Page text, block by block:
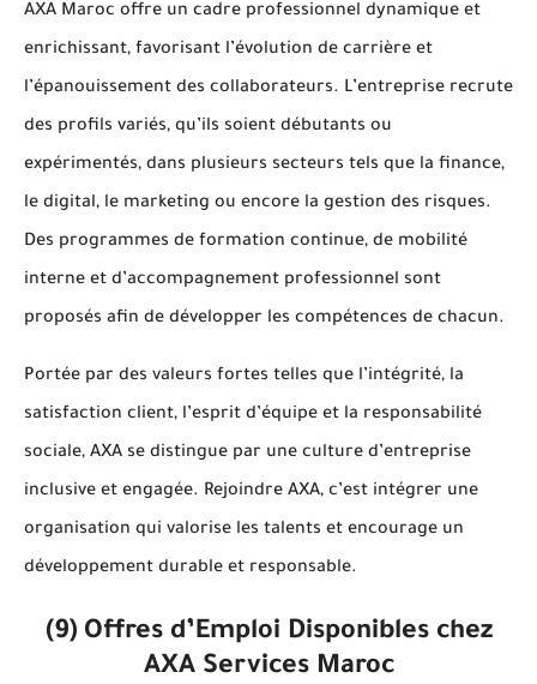
AXA Maroc offre un cadre professionnel dynamique et
enrichissant, favorisant l’évolution de carrière et
l’épanouissement des collaborateurs. L’entreprise recrute
des profils variés, qu’ils soient débutants ou
expérimentés, dans plusieurs secteurs tels que la finance,
le digital, le marketing ou encore la gestion des risques.
Des programmes de formation continue, de mobilité
interne et d’accompagnement professionnel sont
proposés afin de développer les compétences de chacun.
Portée par des valeurs fortes telles que l’intégrité, la
satisfaction client, l’esprit d’équipe et la responsabilité
sociale, AXA se distingue par une culture d’entreprise
inclusive et engagée. Rejoindre AXA, c’est intégrer une
organisation qui valorise les talents et encourage un
développement durable et responsable.
(9) Offres d’Emploi Disponibles chez
AXA Services Maroc